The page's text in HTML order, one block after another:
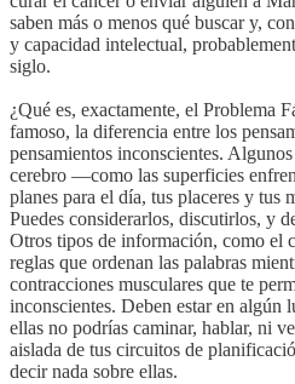
saben más o menos qué buscar y,
y capacidad intelectual,
siglo.
¿Qué es, exactamente, el Problema
famoso, la diferencia entre los
pensamientos inconscientes.
cerebro —como las superficies
planes para el día, tus placeres y tus
Puedes considerarlos, discutirlos, y
Otros tipos de información, como el
reglas que ordenan las palabras
contracciones musculares que te
inconscientes. Deben estar en algún
ellas no podrías caminar, hablar, ni
aislada de tus circuitos de
decir nada sobre ellas.